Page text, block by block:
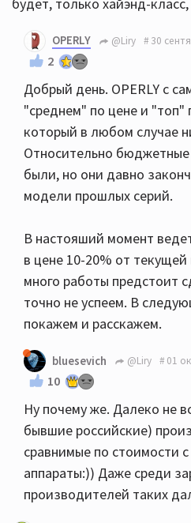
OPERLY @Liry 30
2
Добрый день. OPERLY с
"среднем" по цене и "топ"
который в любом случае
Относительно
были, но они давно
модели прошлых серий.
В настояший момент
в цене 10-20% от
много работы предстоит
точно не успеем. В
покажем и расскажем.
bluesevich @Liry 01
10
Ну почему же. Далеко не
бывшие российские)
сравнимые по стоимости
аппараты:)) Даже среди
производителей таких